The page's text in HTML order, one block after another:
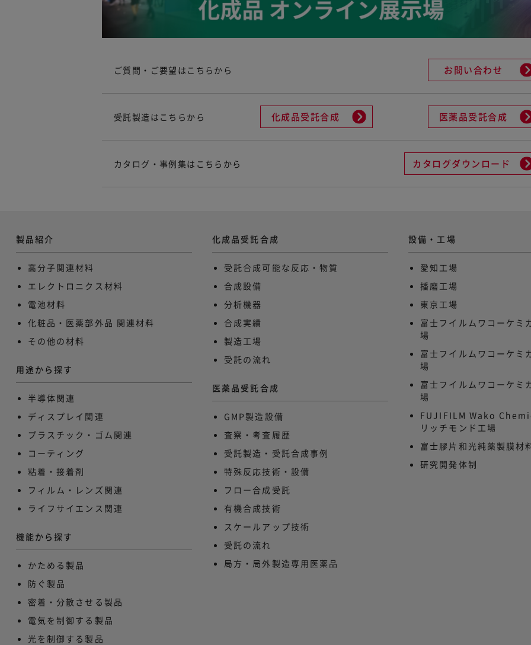
ご質問・ご要望はこちらから お問い合わせ
受託製造はこちらから 化成品受託合成 医薬品受託合成
カタログ・事例集はこちらから カタログダウンロード
製品紹介
高分子関連材料
エレクトロニクス材料
電池材料
化粧品・医薬部外品 関連材料​
その他の材料
用途から探す
半導体関連
ディスプレイ関連
プラスチック・ゴム関連
コーティング
粘着・接着剤
フィルム・レンズ関連
ライフサイエンス関連
機能から探す
かためる製品
防ぐ製品
密着・分散させる製品
電気を制御する製品
光を制御する製品
化成品受託合成
受託合成可能な反応・物質
合成設備
分析機器
合成実績
製造工場
受託の流れ
医薬品受託合成
GMP製造設備
査察・考査履歴
受託製造・受託合成事例
特殊反応技術・設備
フロー合成受託
有機合成技術
スケールアップ技術
受託の流れ
局方・局外製造専用医薬品
設備・工場
愛知工場
播磨工場
東京工場
富士フイルムワコーケミ
場
富士フイルムワコーケミ
場
富士フイルムワコーケミ
場
FUJIFILM Wako
リッチモンド工場
富士膠片和光純薬製膜材
研究開発体制